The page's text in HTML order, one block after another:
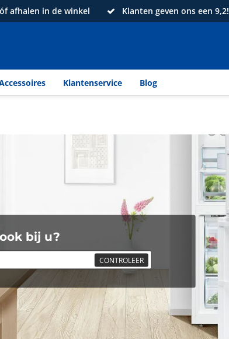
afhalen in de winkel Klanten geven ons een 9,2!
Klantenservice Blog
bij u?
CONTROLEER